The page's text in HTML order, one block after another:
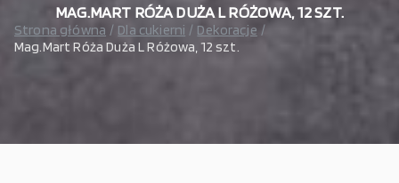
gastrono
MAG.MART RÓŻA DUŻA L RÓŻOWA, 12 SZT.
Strona główna Dla cukierni
Dekoracje
Mag.Mart Róża Duża L Różowa, 12 szt.